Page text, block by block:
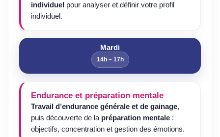
individuel pour analyser et définir votre profil
individuel.
Mardi
14h – 17h
Endurance et préparation mentale
Travail d’endurance générale et de gainage,
puis découverte de la préparation mentale :
objectifs, concentration et gestion des émotions.